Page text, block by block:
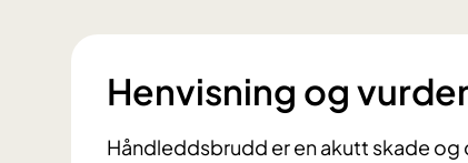
Henvisning og
Håndleddsbrudd er en akutt skade og